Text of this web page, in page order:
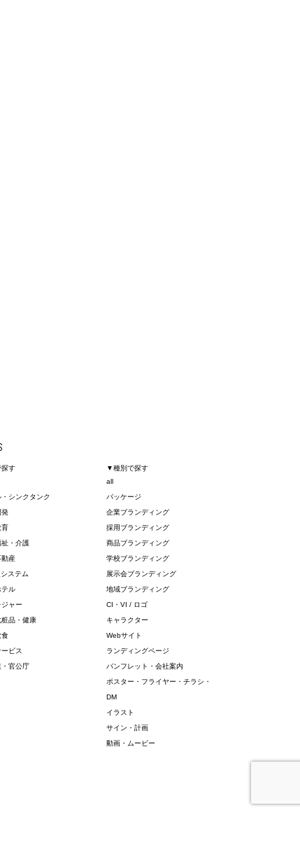
す
・シンクタンク
発
育
祉・介護
動産
ステム
テル
ャー
品・健康
食
ビス
官公庁
▼種別で探す
all
パッケージ
企業ブランディング
採用ブランディング
商品ブランディング
学校ブランディング
展示会ブランディング
地域ブランディング
CI・VI / ロゴ
キャラクター
Webサイト
ランディングページ
パンフレット・会社案内
ポスター・フライヤー・チラシ・
DM
イラスト
サイン・計画
動画・ムービー